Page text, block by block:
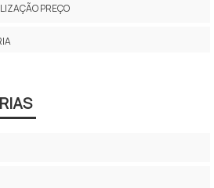
PREÇO